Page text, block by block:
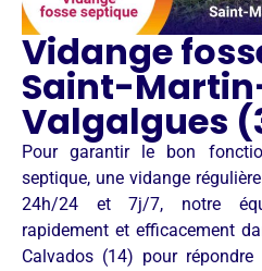
Vidange
Saint-
Valgalgues
Pour garantir le bon
septique, une vidange
24h/24 et 7j/7, notre
rapidement et efficacement
Calvados (14) pour